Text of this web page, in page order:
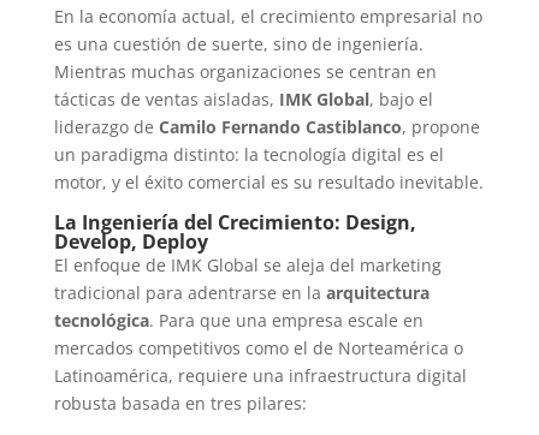
En la economía actual, el crecimiento empresarial no
es una cuestión de suerte, sino de ingeniería.
Mientras muchas organizaciones se centran en
tácticas de ventas aisladas, IMK Global, bajo el
liderazgo de Camilo Fernando Castiblanco, propone
un paradigma distinto: la tecnología digital es el
motor, y el éxito comercial es su resultado inevitable.
La Ingeniería del Crecimiento: Design,
Develop, Deploy
El enfoque de IMK Global se aleja del marketing
tradicional para adentrarse en la arquitectura
tecnológica. Para que una empresa escale en
mercados competitivos como el de Norteamérica o
Latinoamérica, requiere una infraestructura digital
robusta basada en tres pilares: